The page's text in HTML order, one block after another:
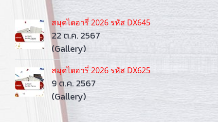
สมุดไดอารี่ 2026 รหัส DX645
22 ต.ค. 2567
(Gallery)
สมุดไดอารี่ 2026 รหัส DX625
9 ต.ค. 2567
(Gallery)